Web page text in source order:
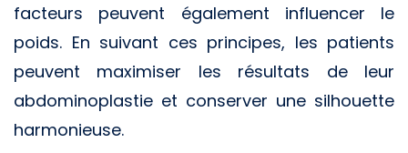
facteurs peuvent également influencer le
poids. En suivant ces principes, les patients
peuvent maximiser les résultats de leur
abdominoplastie et conserver une silhouette
harmonieuse.